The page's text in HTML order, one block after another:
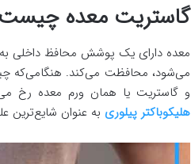
گاستریت معده
معده دارای یک پوشش محافظ داخلی
می‌شود، محافظت می‌کند. هنگامی‌که
و گاستریت یا همان ورم معده رخ
هلیکوباکتر پیلوری به عنوان شایع‌ترین